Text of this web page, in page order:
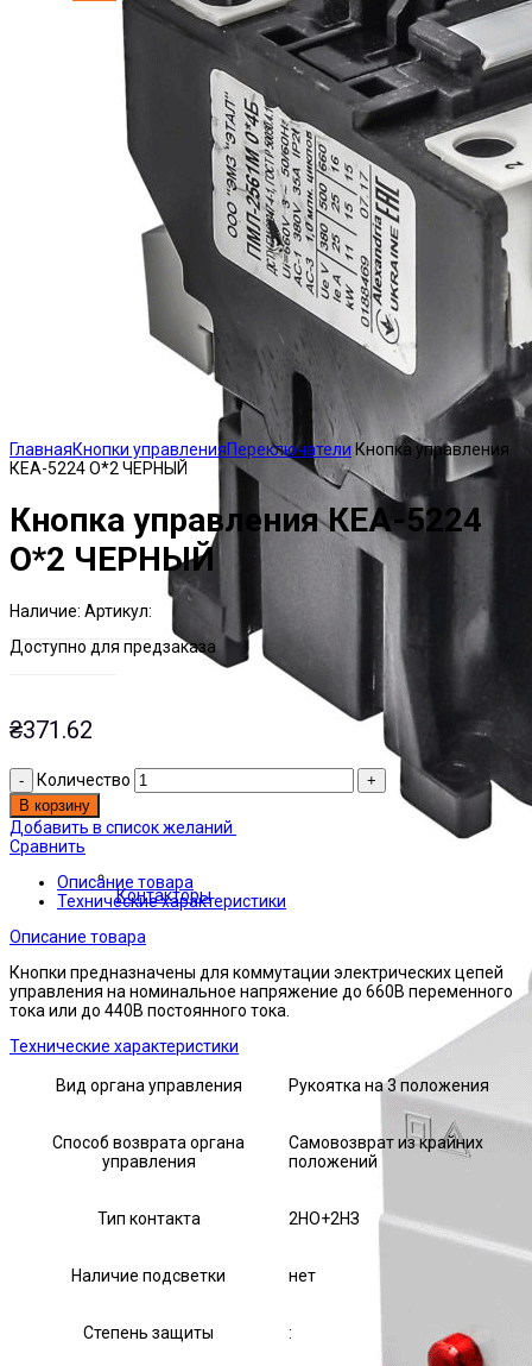
Контакторы
ГлавнаяКнопки управленияПереключатели Кнопка управления
КЕА-5224 О*2 ЧЕРНЫЙ
Кнопка управления КЕА-5224
О*2 ЧЕРНЫЙ
Наличие: Есть на складе
Артикул:
ЭТАЛ0003223
Доступно для предзаказа
₴371.62
Количество
В корзину
Добавить в список желаний
Сравнить
Описание товара
Технические характеристики
Описание товара
Кнопки предназначены для коммутации электрических цепей
управления на номинальное напряжение до 660В переменного
тока или до 440В постоянного тока.
Технические характеристики
Вид органа управления Рукоятка на 3 положения
Способ возврата органа
управления
Самовозврат из крайних
положений
Тип контакта 2НО+2НЗ
Наличие подсветки нет
Степень защиты :